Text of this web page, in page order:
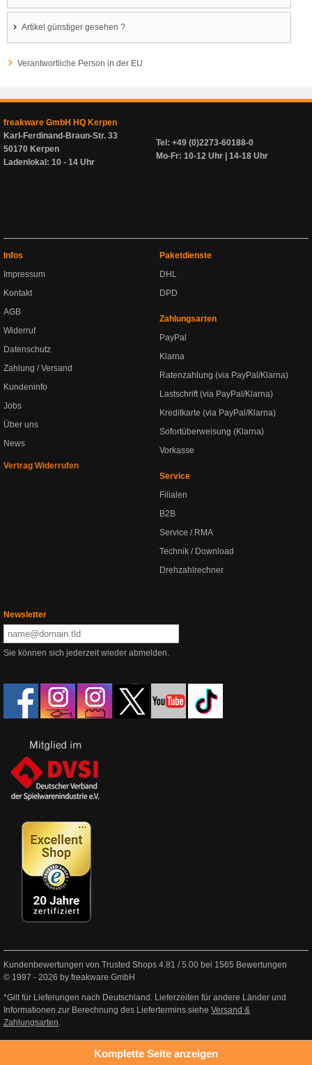
Artikel günstiger gesehen ?
Verantwortliche Person in der EU
freakware GmbH HQ Kerpen
Karl-Ferdinand-Braun-Str. 33
50170 Kerpen
Ladenlokal: 10 - 14 Uhr
Tel: +49 (0)2273-60188-0
Mo-Fr: 10-12 Uhr | 14-18 Uhr
Infos
Impressum
Kontakt
AGB
Widerruf
Datenschutz
Zahlung / Versand
Kundeninfo
Jobs
Über uns
News
Vertrag Widerrufen
Paketdienste
DHL
DPD
Zahlungsarten
PayPal
Klarna
Ratenzahlung (via PayPal/Klarna)
Lastschrift (via PayPal/Klarna)
Kreditkarte (via PayPal/Klarna)
Sofortüberweisung (Klarna)
Vorkasse
Service
Filialen
B2B
Service / RMA
Technik / Download
Drehzahlrechner
Newsletter
Sie können sich jederzeit wieder abmelden.
Kundenbewertungen von Trusted Shops 4.81 /5.00 bei 1565 Bewertungen
© 1997 - 2026 by freakware GmbH
*Gilt für Lieferungen nach Deutschland. Lieferzeiten für andere Länder und
Informationen zur Berechnung des Liefertermins siehe Versand &
Zahlungsarten.
Komplette Seite anzeigen